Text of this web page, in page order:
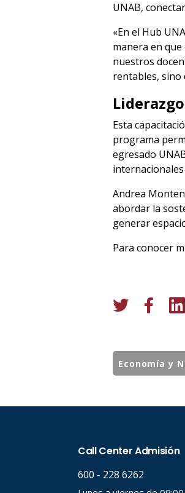
UNAB,
«En el Hub
manera en
nuestros
rentables, sino
Esta
programa
egresado
Andrea
abordar la
generar
Para conocer
Economía y